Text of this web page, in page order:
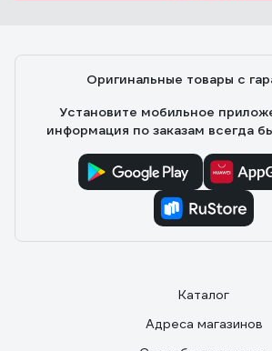
Оригинальные товары с
Установите мобильное
информация по заказам всегда
Каталог
Адреса магазинов